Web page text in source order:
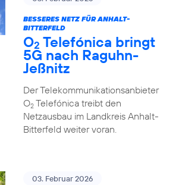
BESSERES NETZ FÜR ANHALT-
BITTERFELD
O2 Telefónica bringt
5G nach Raguhn-
Jeßnitz
Der Telekommunikationsanbieter
O2Telefónica treibt den
Netzausbau im Landkreis Anhalt-
Bitterfeld weiter voran.
03. Februar 2026